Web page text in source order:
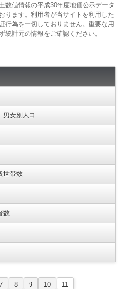
数値情報の平成30年度地価公示データ
ります。利用者が当サイトを利用した
行為を一切しておりません。重要な用
統計元の情報をご確認ください。
男女別人口
世帯数
数
7 8 9 10
11